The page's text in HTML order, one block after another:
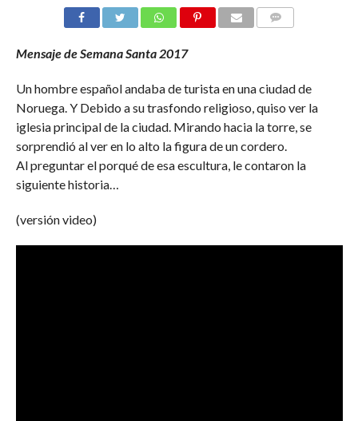
Mensaje de Semana Santa 2017
Un hombre español andaba de turista en una ciudad de
Noruega. Y Debido a su trasfondo religioso, quiso ver la
iglesia principal de la ciudad. Mirando hacia la torre, se
sorprendió al ver en lo alto la figura de un cordero.
Al preguntar el porqué de esa escultura, le contaron la
siguiente historia…
(versión video)